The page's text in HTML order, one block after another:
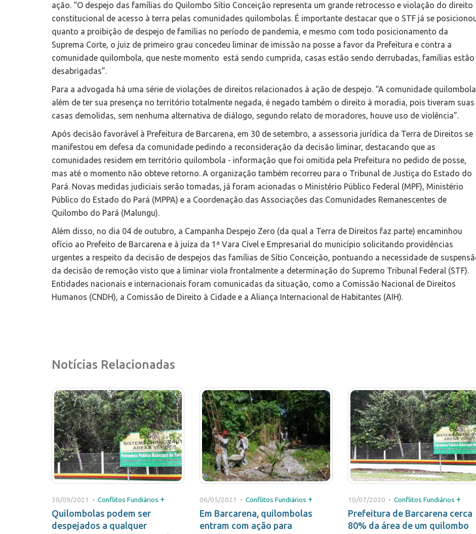
ação. “O despejo das famílias do Quilombo Sítio Conceição representa um grande retrocesso e violação do direito
constitucional de acesso à terra pelas comunidades quilombolas. É importante destacar que o STF já se
quanto a proibição de despejo de famílias no período de pandemia, e mesmo com todo posicionamento da
Suprema Corte, o juiz de primeiro grau concedeu liminar de imissão na posse a favor da Prefeitura e contra a
comunidade quilombola, que neste momento está sendo cumprida, casas estão sendo derrubadas, famílias estão
desabrigadas”.
Para a advogada há uma série de violações de direitos relacionados à ação de despejo. “A comunidade
além de ter sua presença no território totalmente negada, é negado também o direito à moradia, pois tiveram suas
casas demolidas, sem nenhuma alternativa de diálogo, segundo relato de moradores, houve uso de violência”.
Após decisão favorável à Prefeitura de Barcarena, em 30 de setembro, a assessoria jurídica da Terra de Direitos se
manifestou em defesa da comunidade pedindo a reconsideração da decisão liminar, destacando que as
comunidades residem em território quilombola - informação que foi omitida pela Prefeitura no pedido de posse,
mas até o momento não obteve retorno. A organização também recorreu para o Tribunal de Justiça do Estado do
Pará. Novas medidas judiciais serão tomadas, já foram acionadas o Ministério Público Federal (MPF), Ministério
Público do Estado do Pará (MPPA) e a Coordenação das Associações das Comunidades Remanescentes de
Quilombo do Pará (Malungu).
Além disso, no dia 04 de outubro, a Campanha Despejo Zero (da qual a Terra de Direitos faz parte) encaminhou
ofício ao Prefeito de Barcarena e à juíza da 1ª Vara Cível e Empresarial do município solicitando providências
urgentes a respeito da decisão de despejos das famílias de Sítio Conceição, pontuando a necessidade de
da decisão de remoção visto que a liminar viola frontalmente a determinação do Supremo Tribunal Federal (STF).
Entidades nacionais e internacionais foram comunicadas da situação, como a Comissão Nacional de Direitos
Humanos (CNDH), a Comissão de Direito à Cidade e a Aliança Internacional de Habitantes (AIH).
Notícias Relacionadas
30/09/2021 • Conflitos Fundiários +
Quilombolas podem ser
despejados a qualquer
06/05/2021 •Conflitos Fundiários +
Em Barcarena, quilombolas
entram com ação para
10/07/2020 • Conflitos Fundiários +
Prefeitura de Barcarena cerca
80% da área de um quilombo